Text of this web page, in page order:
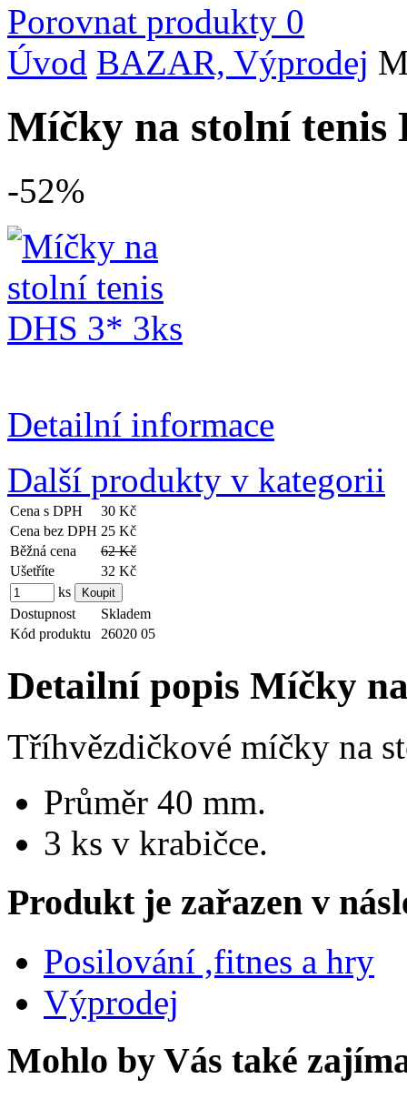
Porovnat produkty 0
Úvod BAZAR, Výprodej
Míčky na stolní tenis
-52%
Detailní informace
Další produkty v kategorii
Cena s DPH
30 Kč
Cena bez DPH 25 Kč
Běžná cena
62 Kč
Ušetříte
32 Kč
ks
Dostupnost
Skladem
Kód produktu
26020 05
Detailní popis Míčky
Tříhvězdičkové míčky na
Průměr 40 mm.
3 ks v krabičce.
Produkt je zařazen v
Posilování ,fitnes a hry
Výprodej
Mohlo by Vás také